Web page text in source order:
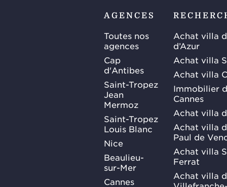
AGENCES
Toutes nos
agences
Cap
d'Antibes
Saint-Tropez
Jean
Mermoz
Saint-Tropez
Louis Blanc
Nice
Beaulieu-
sur-Mer
Cannes
Achat villa
d’Azur
Achat villa
Achat villa
Immobilier
Cannes
Achat villa
Achat villa
Paul de
Achat villa
Ferrat
Achat villa